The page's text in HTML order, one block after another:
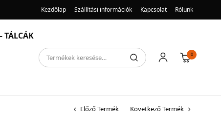
Kezdőlap Szállítási információk Kapcsolat Rólunk
TÁLCÁK
0
Előző Termék Következő Termék